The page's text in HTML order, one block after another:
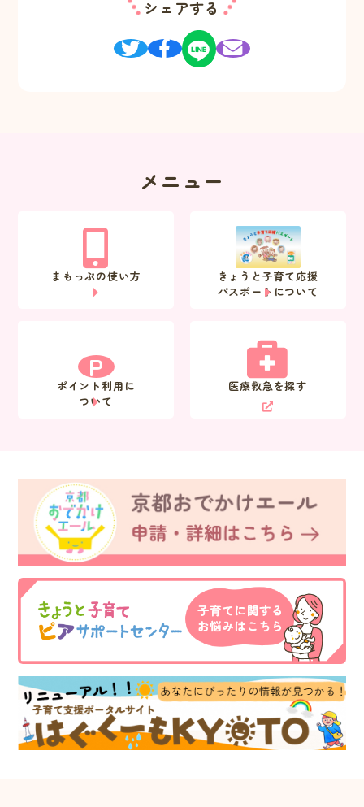
シェアする
メニュー
まもっぷの使い方
きょうと子育て応援
パスポートについて
P
ポイント利用に
ついて
医療救急を探す